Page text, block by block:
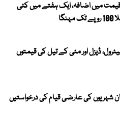
میں اضافہ، ایک ہفتے میں کئی
ڈیزل اور مٹی کے تیل کی قیمتوں
شہریوں کی عارضی قیام کی درخواستیں